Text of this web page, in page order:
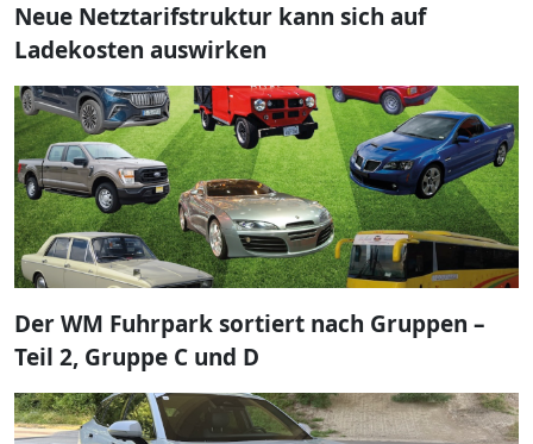
Neue Netztarifstruktur kann sich auf
Ladekosten auswirken
Der WM Fuhrpark sortiert nach Gruppen –
Teil 2, Gruppe C und D